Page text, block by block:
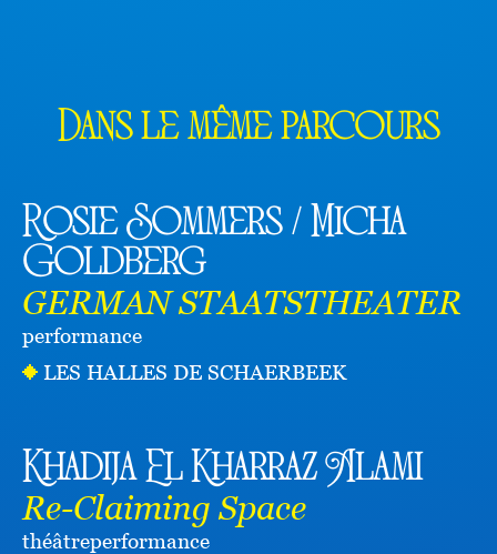
Dans le même parcours
Rosie Sommers / Micha
Goldberg
GERMAN STAATSTHEATER
performance
LES HALLES DE SCHAERBEEK
Khadija El Kharraz Alami
Re-Claiming Space
théâtreperformance